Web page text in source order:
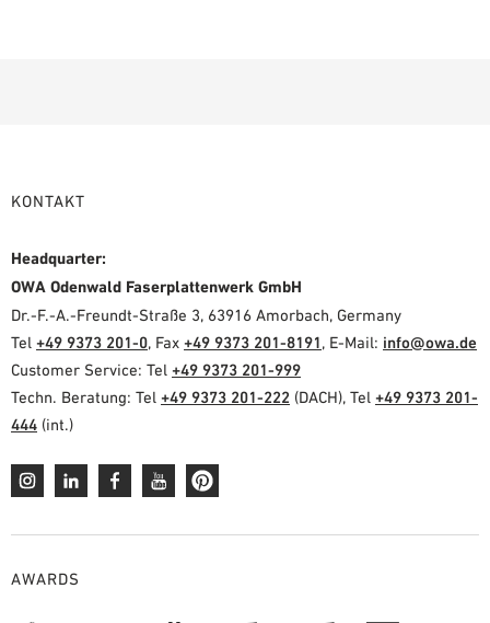
KONTAKT
Headquarter:
OWA Odenwald Faserplattenwerk GmbH
Dr.-F.-A.-Freundt-Straße 3, 63916 Amorbach, Germany
Tel +49 9373 201-0, Fax +49 9373 201-8191, E-Mail: info@owa.de
Customer Service: Tel +49 9373 201-999
Techn. Beratung: Tel +49 9373 201-222 (DACH), Tel +49 9373 201-
444 (int.)
AWARDS